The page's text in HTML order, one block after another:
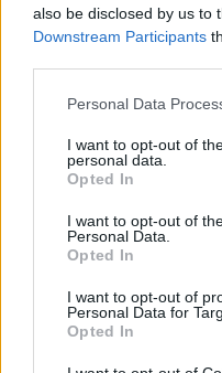
also be disclosed by us to
Downstream Participants
Please note that this
not limited to your visit or
grant or deny consent to
use your data for below
consent section.
Personal Data
I want to opt-out of
personal data.
Opted In
I want to opt-out of
Personal Data.
Opted In
I want to opt-out of
Personal Data for
Opted In